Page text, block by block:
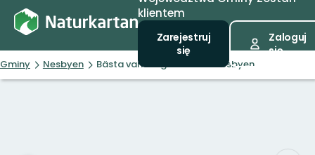
klientem
Zarejestruj
się
Zaloguj
się
Gminy Nesbyen Bästa vandringslederna i Nesbyen